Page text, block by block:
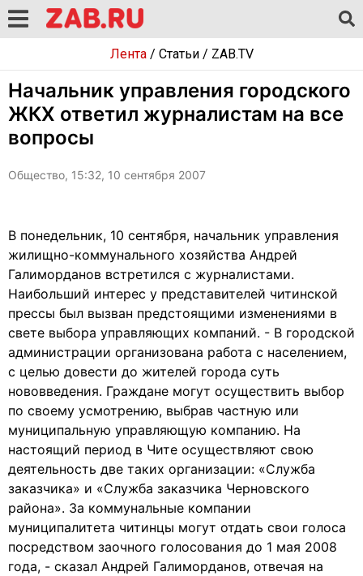
Лента/ Статьи/ ZAB.TV
Начальник управления городского
ЖКХ ответил журналистам на все
вопросы
Общество, 15:32, 10 сентября 2007
В понедельник, 10 сентября, начальник управления
жилищно-коммунального хозяйства Андрей
Галиморданов встретился с журналистами.
Наибольший интерес у представителей читинской
прессы был вызван предстоящими изменениями в
свете выбора управляющих компаний. - В городской
администрации организована работа с населением,
с целью довести до жителей города суть
нововведения. Граждане могут осуществить выбор
по своему усмотрению, выбрав частную или
муниципальную управляющую компанию. На
настоящий период в Чите осуществляют свою
деятельность две таких организации: «Служба
заказчика» и «Служба заказчика Черновского
района». За коммунальные компании
муниципалитета читинцы могут отдать свои голоса
посредством заочного голосования до 1 мая 2008
года, - сказал Андрей Галиморданов, отвечая на